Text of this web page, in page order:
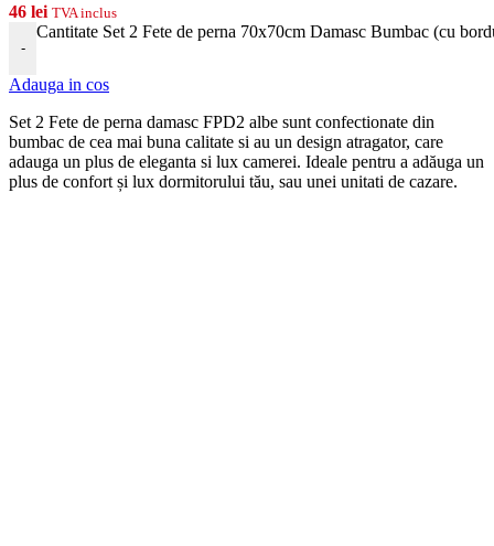
46 lei TVA inclus
-
Cantitate Set 2 Fete de perna 70x70cm Damasc Bumbac (cu
Adauga in cos
Set 2 Fete de perna damasc FPD2 albe sunt confectionate din
bumbac de cea mai buna calitate si au un design atragator, care
adauga un plus de eleganta si lux camerei. Ideale pentru a adăuga un
plus de confort și lux dormitorului tău, sau unei unitati de cazare.